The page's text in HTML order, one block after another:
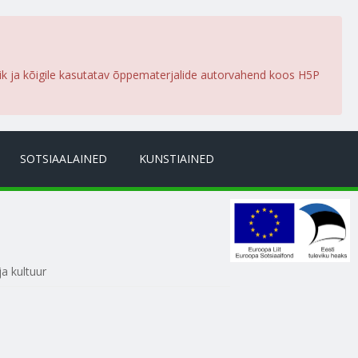
ja kõigile kasutatav õppematerjalide autorvahend koos H5P
SOTSIAALAINED KUNSTIAINED
kultuur